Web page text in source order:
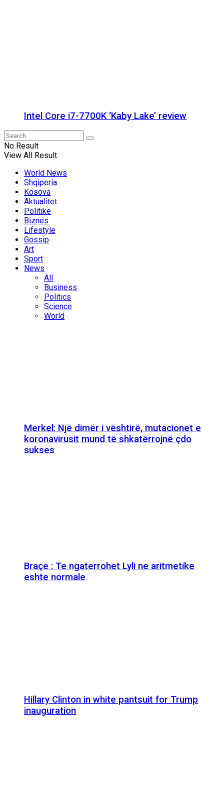
Intel Core i7-7700K ‘Kaby Lake’ review
No Result
View All Result
World News
Shqiperia
Kosova
Aktualitet
Politike
Biznes
Lifestyle
Gossip
Art
Sport
News
All
Business
Politics
Science
World
Merkel: Një dimër i vështirë, mutacionet e
koronavirusit mund të shkatërrojnë çdo
sukses
Braçe : Te ngaterrohet Lyli ne aritmetike
eshte normale
Hillary Clinton in white pantsuit for Trump
inauguration